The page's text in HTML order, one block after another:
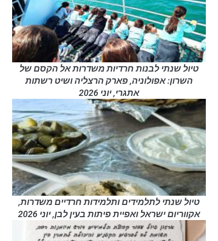
טיול שנתי לבנות חרדיות משדרות אל הקסם של
השרון: אפולוניה, פארק הרצליה ושיט רשתות
אתגרי, יוני 2026
טיול שנתי לתלמידים ותלמידות חרדיים משדרות,
אקווריום ישראל ואפיית פיתות בעין לבן, יוני 2026